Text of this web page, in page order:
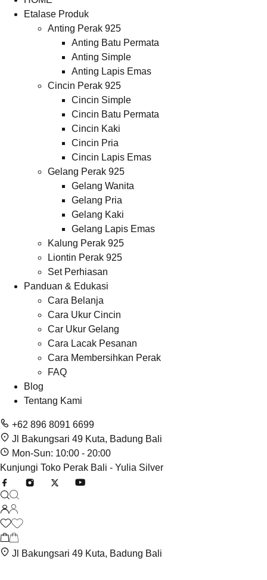
Etalase Produk
Anting Perak 925
Anting Batu Permata
Anting Simple
Anting Lapis Emas
Cincin Perak 925
Cincin Simple
Cincin Batu Permata
Cincin Kaki
Cincin Pria
Cincin Lapis Emas
Gelang Perak 925
Gelang Wanita
Gelang Pria
Gelang Kaki
Gelang Lapis Emas
Kalung Perak 925
Liontin Perak 925
Set Perhiasan
Panduan & Edukasi
Cara Belanja
Cara Ukur Cincin
Car Ukur Gelang
Cara Lacak Pesanan
Cara Membersihkan Perak
FAQ
Blog
Tentang Kami
+62 896 8091 6699
Jl Bakungsari 49 Kuta, Badung Bali
Mon-Sun: 10:00 - 20:00
Kunjungi Toko Perak Bali - Yulia Silver
Jl Bakungsari 49 Kuta, Badung Bali